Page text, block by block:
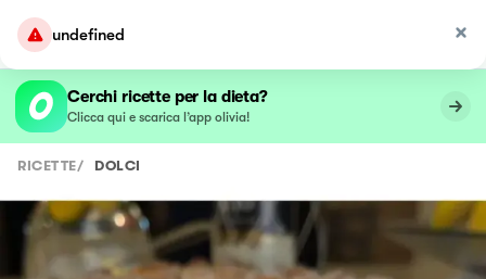
undefined
Cerchi ricette per la dieta?
Clicca qui e scarica l’app olivia!
RICETTE/ DOLCI